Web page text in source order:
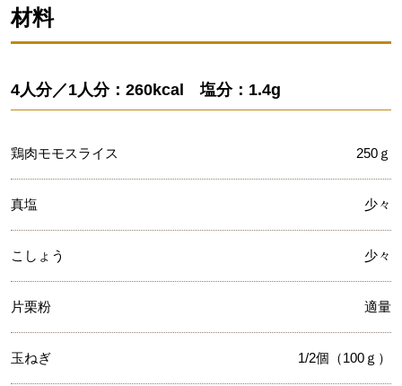
材料
4人分／1人分：260kcal 塩分：1.4g
鶏肉モモスライス 250ｇ
真塩 少々
こしょう 少々
片栗粉 適量
玉ねぎ 1/2個（100ｇ）